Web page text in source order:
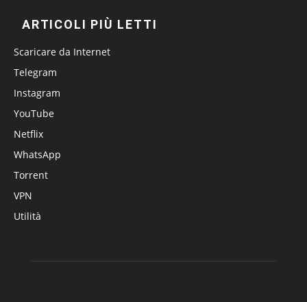
ARTICOLI PIÙ LETTI
Scaricare da Internet
Telegram
Instagram
YouTube
Netflix
WhatsApp
Torrent
VPN
Utilità